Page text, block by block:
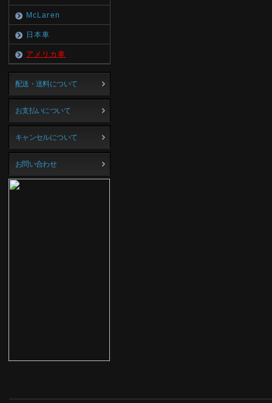
McLaren
日本車
アメリカ車
配送・送料について
お支払いについて
キャンセルについて
お問い合わせ